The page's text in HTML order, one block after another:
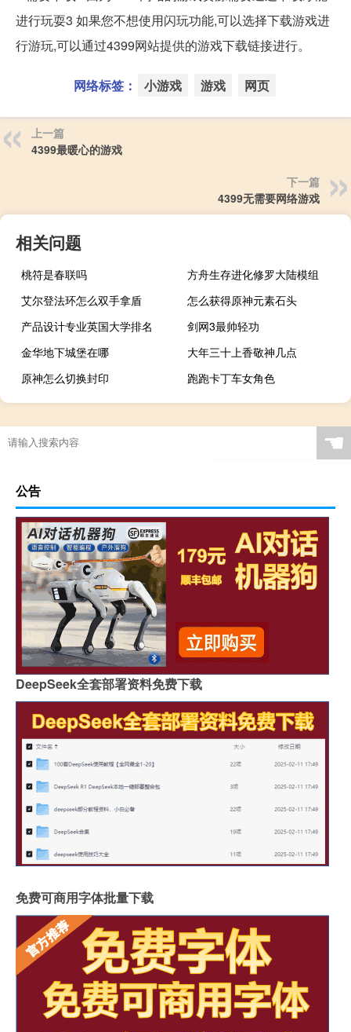
进行玩耍3 如果您不想使用闪玩功能,可以选择下载游戏进
行游玩,可以通过4399网站提供的游戏下载链接进行。
网络标签： 小游戏 游戏 网页
上一篇
4399最暖心的游戏
下一篇
4399无需要网络游戏
相关问题
桃符是春联吗
方舟生存进化修罗大陆模组
艾尔登法环怎么双手拿盾
怎么获得原神元素石头
产品设计专业英国大学排名
剑网3最帅轻功
金华地下城堡在哪
大年三十上香敬神几点
原神怎么切换封印
跑跑卡丁车女角色
☚
公告
DeepSeek全套部署资料免费下载
免费可商用字体批量下载